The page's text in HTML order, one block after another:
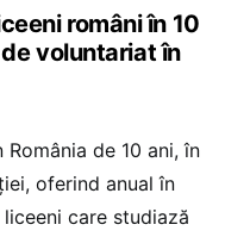
români în 10
voluntariat în
de 10 ani, în
oferind anual în
care studiază